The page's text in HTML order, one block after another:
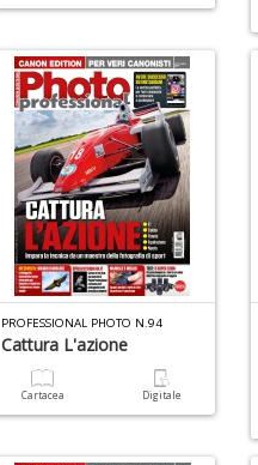
PROFESSIONAL PHOTO N.94
Cattura L'azione
Cartacea Digitale